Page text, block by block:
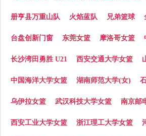
册亨县万重山队 火焰蓝队 兄弟篮球
台盘创新门窗 东莞女篮 摩洛哥女篮
长沙湾田勇胜 U21 西安交通大学女篮
中国海洋大学女篮 湖南师范大学(女)
乌伊拉女篮 武汉科技大学女篮 南京邮
西安工业大学女篮 浙江理工大学女篮